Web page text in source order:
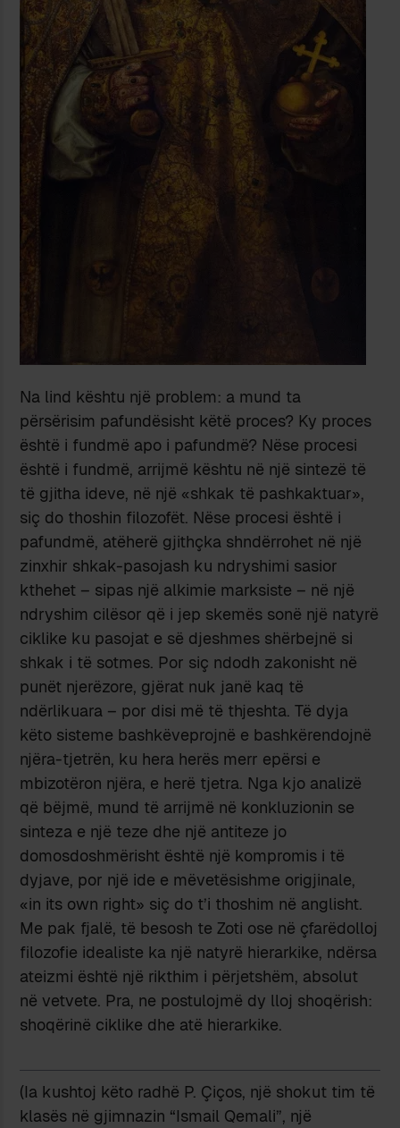
Na lind kështu një problem: a mund ta
përsërisim pafundësisht këtë proces? Ky proces
është i fundmë apo i pafundmë? Nëse procesi
është i fundmë, arrijmë kështu në një sintezë të
të gjitha ideve, në një «shkak të pashkaktuar»,
siç do thoshin filozofët. Nëse procesi është i
pafundmë, atëherë gjithçka shndërrohet në një
zinxhir shkak-pasojash ku ndryshimi sasior
kthehet – sipas një alkimie marksiste – në një
ndryshim cilësor që i jep skemës sonë një natyrë
ciklike ku pasojat e së djeshmes shërbejnë si
shkak i të sotmes. Por siç ndodh zakonisht në
punët njerëzore, gjërat nuk janë kaq të
ndërlikuara – por disi më të thjeshta. Të dyja
këto sisteme bashkëveprojnë e bashkërendojnë
njëra-tjetrën, ku hera herës merr epërsi e
mbizotëron njëra, e herë tjetra. Nga kjo analizë
që bëjmë, mund të arrijmë në konkluzionin se
sinteza e një teze dhe një antiteze jo
domosdoshmërisht është një kompromis i të
dyjave, por një ide e mëvetësishme origjinale,
«in its own right» siç do t’i thoshim në anglisht.
Me pak fjalë, të besosh te Zoti ose në çfarëdolloj
filozofie idealiste ka një natyrë hierarkike, ndërsa
ateizmi është një rikthim i përjetshëm, absolut
në vetvete. Pra, ne postulojmë dy lloj shoqërish:
shoqërinë ciklike dhe atë hierarkike.
(Ia kushtoj këto radhë P. Çiços, një shokut tim të
klasës në gjimnazin “Ismail Qemali”, një